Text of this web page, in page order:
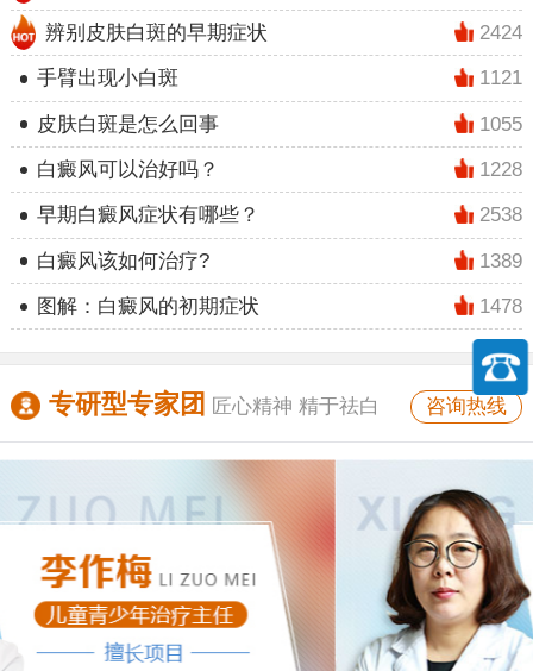
2424
辨别皮肤白斑的早期症状
1121
手臂出现小白斑
1055
皮肤白斑是怎么回事
1228
白癜风可以治好吗？
2538
早期白癜风症状有哪些？
1389
白癜风该如何治疗?
1478
图解：白癜风的初期症状
咨询热线
专研型专家团 匠心精神 精于祛白